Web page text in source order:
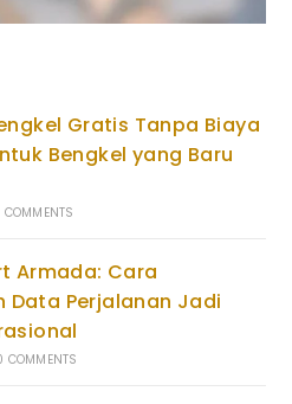
Gratis Tanpa Biaya
Bengkel yang Baru
COMMENTS
Armada: Cara
Data Perjalanan Jadi
COMMENTS